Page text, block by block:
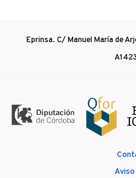
Eprinsa. C/ Manuel María de